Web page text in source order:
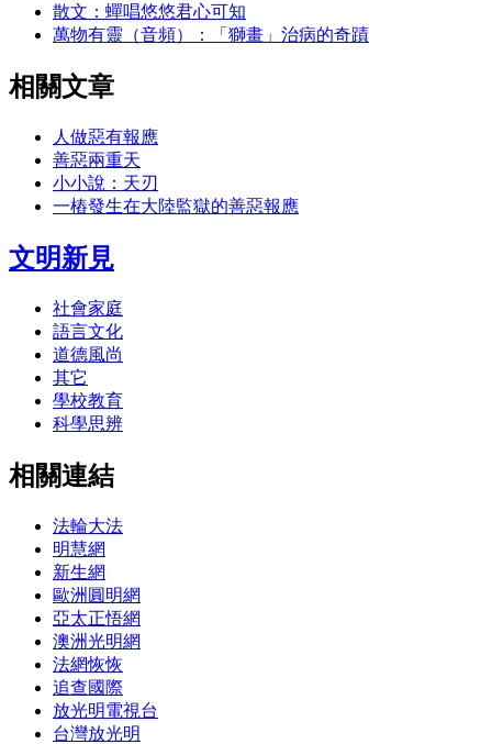
散文：蟬唱悠悠君心可知
萬物有靈（音頻）：「獅畫」治病的奇蹟
相關文章
人做惡有報應
善惡兩重天
小小說：天刃
一樁發生在大陸監獄的善惡報應
文明新見
社會家庭
語言文化
道德風尚
其它
學校教育
科學思辨
相關連結
法輪大法
明慧網
新生網
歐洲圓明網
亞太正悟網
澳洲光明網
法網恢恢
追查國際
放光明電視台
台灣放光明